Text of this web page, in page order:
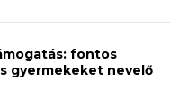
fontos
gyermekeket nevelő